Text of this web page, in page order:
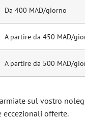
Da 400 MAD/giorno
A partire da 450 MAD/
A partire da 500 MAD/
sul vostro
eccezionali offerte.